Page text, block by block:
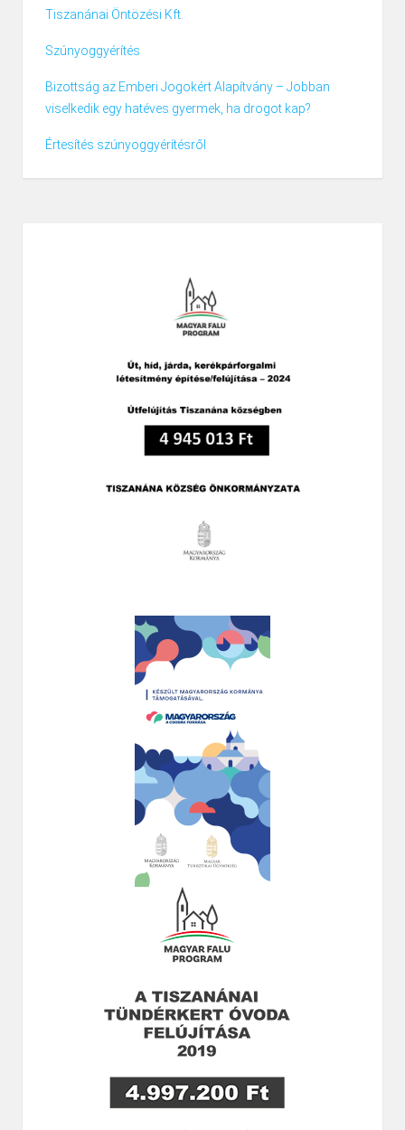
Tiszanánai Öntözési Kft.
Szúnyoggyérítés
Bizottság az Emberi Jogokért Alapítvány – Jobban
viselkedik egy hatéves gyermek, ha drogot kap?
Értesítés szúnyoggyérítésről